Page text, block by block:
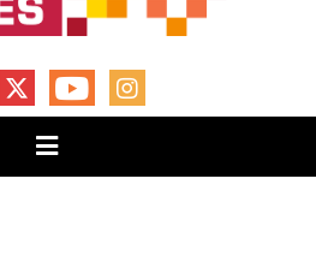
YOUTUBEINSTAGRAM